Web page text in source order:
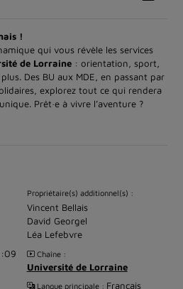
!
qui vous révèle les services
de Lorraine : orientation, sport,
Des BU aux MDE, en passant par
explorez tout ce qui rendera
Prêt·e à vivre l’aventure ?
Propriétaire(s) additionnel(s) :
Vincent Bellais
David Georgel
Léa Lefebvre
Chaîne :
Université de Lorraine
Langue principale : Français